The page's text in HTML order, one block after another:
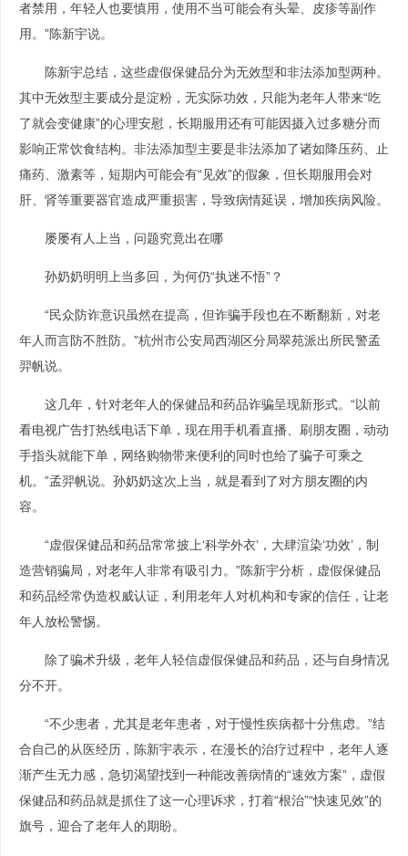
者禁用，年轻人也要慎用，使用不当可能会有头晕、皮疹等副作
用。”陈新宇说。
陈新宇总结，这些虚假保健品分为无效型和非法添加型两种。
其中无效型主要成分是淀粉，无实际功效，只能为老年人带来“吃
了就会变健康”的心理安慰，长期服用还有可能因摄入过多糖分而
影响正常饮食结构。非法添加型主要是非法添加了诸如降压药、止
痛药、激素等，短期内可能会有“见效”的假象，但长期服用会对
肝、肾等重要器官造成严重损害，导致病情延误，增加疾病风险。
屡屡有人上当，问题究竟出在哪
孙奶奶明明上当多回，为何仍“执迷不悟”？
“民众防诈意识虽然在提高，但诈骗手段也在不断翻新，对老
年人而言防不胜防。”杭州市公安局西湖区分局翠苑派出所民警孟
羿帆说。
这几年，针对老年人的保健品和药品诈骗呈现新形式。“以前
看电视广告打热线电话下单，现在用手机看直播、刷朋友圈，动动
手指头就能下单，网络购物带来便利的同时也给了骗子可乘之
机。”孟羿帆说。孙奶奶这次上当，就是看到了对方朋友圈的内
容。
“虚假保健品和药品常常披上‘科学外衣’，大肆渲染‘功效’，制
造营销骗局，对老年人非常有吸引力。”陈新宇分析，虚假保健品
和药品经常伪造权威认证，利用老年人对机构和专家的信任，让老
年人放松警惕。
除了骗术升级，老年人轻信虚假保健品和药品，还与自身情况
分不开。
“不少患者，尤其是老年患者，对于慢性疾病都十分焦虑。”结
合自己的从医经历，陈新宇表示，在漫长的治疗过程中，老年人逐
渐产生无力感，急切渴望找到一种能改善病情的“速效方案”，虚假
保健品和药品就是抓住了这一心理诉求，打着“根治”“快速见效”的
旗号，迎合了老年人的期盼。